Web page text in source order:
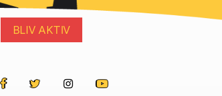
BLIV AKTIV